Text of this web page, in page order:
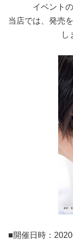
イベント
当店では、発売
し
■開催日時：